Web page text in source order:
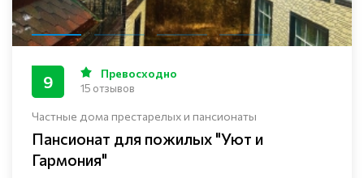
Частные дома престарелых и пансионаты
Пансионат для пожилых "Уют и
Гармония"
9 Превосходно
15 отзывов